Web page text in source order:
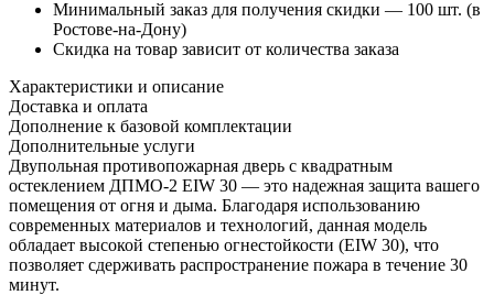
Минимальный заказ для получения скидки — 100 шт. (в
Ростове-на-Дону)
Скидка на товар зависит от количества заказа
Характеристики и описание
Доставка и оплата
Дополнение к базовой комплектации
Дополнительные услуги
Двупольная противопожарная дверь с квадратным
остеклением ДПМО-2 EIW 30 — это надежная защита вашего
помещения от огня и дыма. Благодаря использованию
современных материалов и технологий, данная модель
обладает высокой степенью огнестойкости (EIW 30), что
позволяет сдерживать распространение пожара в течение 30
минут.